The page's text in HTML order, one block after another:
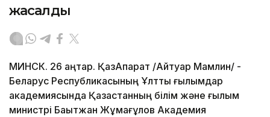
жасалды
МИНСК. 26 қаңтар. ҚазАқпарат /Айтуар Мамлин/ -
Беларус Республикасының Ұлттық ғылымдар
академиясында Қазақстанның білім және ғылым
министрі Бақытжан Жұмағұлов Академия